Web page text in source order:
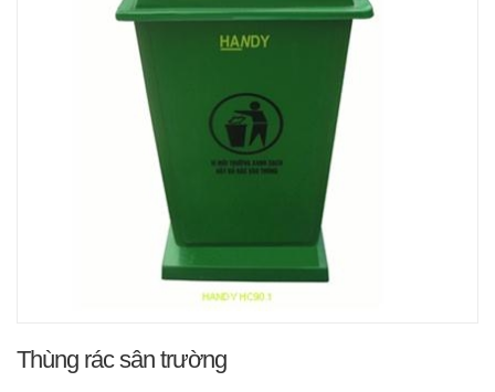
Thùng rác sân trường